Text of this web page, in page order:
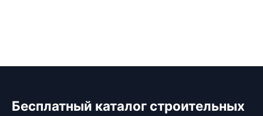
Бесплатный каталог строительных